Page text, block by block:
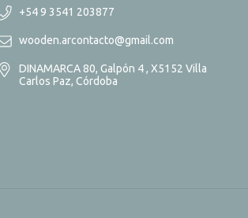
+54 9 3541 203877
wooden.arcontacto@gmail.com
DINAMARCA 80, Galpón 4 , X5152 Villa
Carlos Paz, Córdoba